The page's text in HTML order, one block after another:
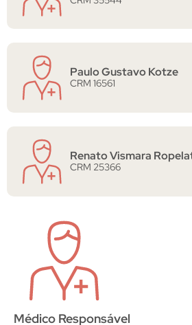
Paulo Gustavo Kotze
CRM 16561
Renato Vismara
CRM 25366
Médico Responsável